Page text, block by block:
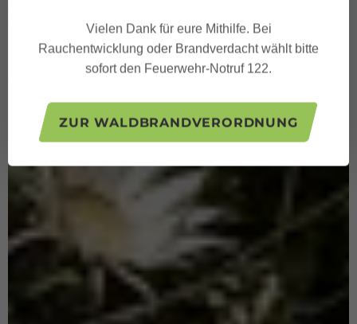
Vielen Dank für eure Mithilfe. Bei
Rauchentwicklung oder Brandverdacht wählt bitte
sofort den Feuerwehr-Notruf 122.
ZUR WALDBRANDVERORDNUNG